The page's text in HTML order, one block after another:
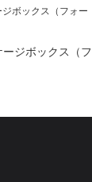
ジボックス（フ